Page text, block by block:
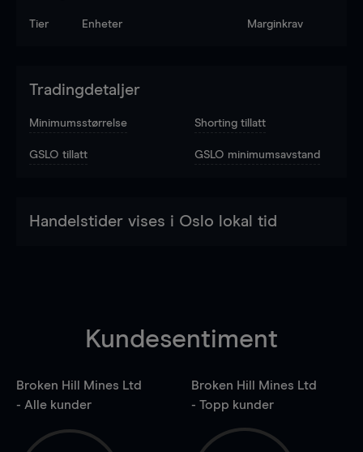
Tier Enheter Marginkrav
Tradingdetaljer
Minimumsstørrelse Shorting tillatt
GSLO tillatt GSLO minimumsavstand
Handelstider vises i Oslo lokal tid
Kundesentiment
Broken Hill Mines Ltd
- Alle kunder
Broken Hill Mines Ltd
- Topp kunder